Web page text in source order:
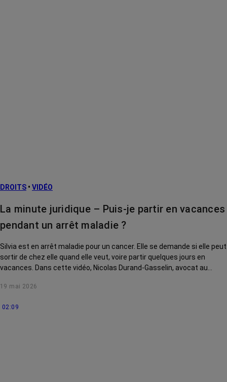
DROITS • VIDÉO
La minute juridique – Puis-je partir en vacances
pendant un arrêt maladie ?
Silvia est en arrêt maladie pour un cancer. Elle se demande si elle peut
sortir de chez elle quand elle veut, voire partir quelques jours en
vacances. Dans cette vidéo, Nicolas Durand-Gasselin, avocat au
19 mai 2026
02:09